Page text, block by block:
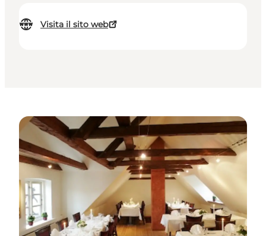
Visita il sito web